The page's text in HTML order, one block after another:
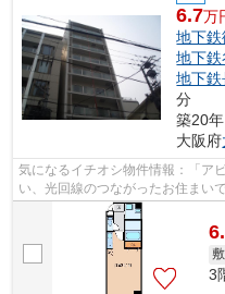
6.7万
地下
地下鉄
地下
分
築20
大阪府
気になるイチオシ物件情報：「ア
い、光回線のつながったお住まい
での快適な学生生活。鉄筋コンク
3